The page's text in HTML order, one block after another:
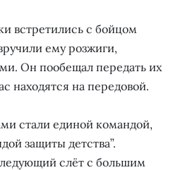
встретились с бойцом
ему розжиги,
Он пообещал передать их
находятся на передовой.
стали единой командой,
защиты детства”.
слёт с большим